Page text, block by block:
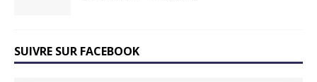
SUIVRE SUR FACEBOOK